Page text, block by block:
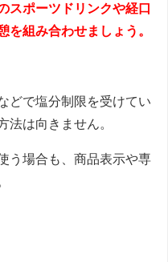
スポーツドリンクや経口
を組み合わせましょう。
どで塩分制限を受けてい
法は向きません。
う場合も、商品表示や専